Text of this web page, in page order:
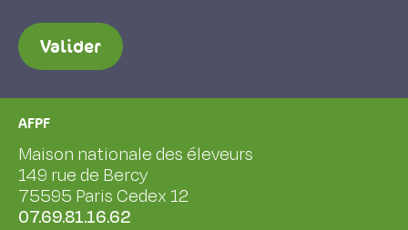
Valider
AFPF
Maison nationale des éleveurs
149 rue de Bercy
75595 Paris Cedex 12
07.69.81.16.62